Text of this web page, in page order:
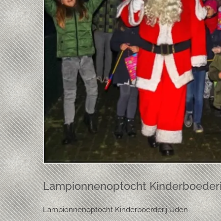
Lampionnenoptocht
Lampionnenoptocht Kinderboerderij Uden